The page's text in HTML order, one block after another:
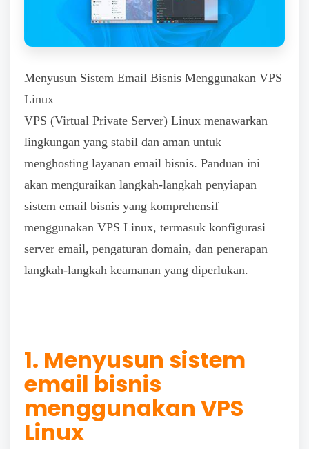
Menyusun Sistem Email Bisnis Menggunakan VPS
Linux
VPS (Virtual Private Server) Linux menawarkan
lingkungan yang stabil dan aman untuk
menghosting layanan email bisnis. Panduan ini
akan menguraikan langkah-langkah penyiapan
sistem email bisnis yang komprehensif
menggunakan VPS Linux, termasuk konfigurasi
server email, pengaturan domain, dan penerapan
langkah-langkah keamanan yang diperlukan.
1. Menyusun sistem
email bisnis
menggunakan VPS
Linux